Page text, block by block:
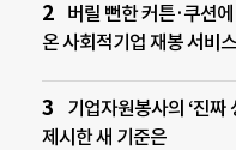
버릴 뻔한 커튼·쿠션
온 사회적기업 재봉 서비스
기업자원봉사의 ‘진짜
제시한 새 기준은